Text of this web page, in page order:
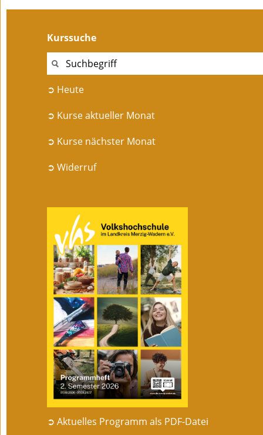
Kurssuche
➲ Heute
➲ Kurse aktueller Monat
➲ Kurse nächster Monat
➲ Widerruf
➲ Aktuelles Programm als PDF-Datei